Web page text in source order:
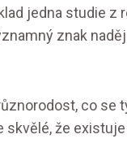
jedna studie z
znak
co se
skvělé, že